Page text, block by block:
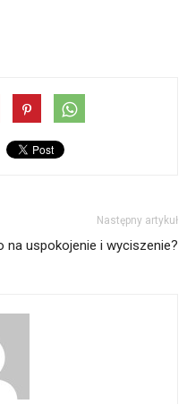
Następny artykuł
na uspokojenie i wyciszenie?